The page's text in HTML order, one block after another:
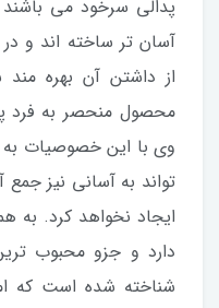
پدالی سرخود می باشند
آسان تر ساخته اند و
از داشتن آن بهره
محصول منحصر به
وی با این خصوصیات به
تواند به آسانی نیز
ایجاد نخواهد کرد. به
دارد و جزو محبوب
شناخته شده است که